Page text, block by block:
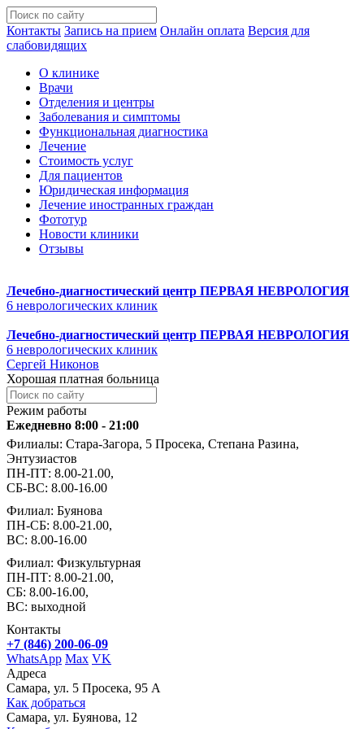
Контакты Запись на прием Онлайн оплата Версия для
слабовидящих
О клинике
Врачи
Отделения и центры
Заболевания и симптомы
Функциональная диагностика
Лечение
Стоимость услуг
Для пациентов
Юридическая информация
Лечение иностранных граждан
Фототур
Новости клиники
Отзывы
Лечебно-диагностический центр ПЕРВАЯ НЕВРОЛОГИЯ
6 неврологических клиник
Лечебно-диагностический центр ПЕРВАЯ НЕВРОЛОГИЯ
6 неврологических клиник
Сергей Никонов
Хорошая платная больница
Режим работы
Ежедневно 8:00 - 21:00
Филиалы: Стара-Загора, 5 Просека, Степана Разина,
Энтузиастов
ПН-ПТ: 8.00-21.00,
СБ-ВС: 8.00-16.00
Филиал: Буянова
ПН-СБ: 8.00-21.00,
ВС: 8.00-16.00
Филиал: Физкультурная
ПН-ПТ: 8.00-21.00,
СБ: 8.00-16.00,
ВС: выходной
Контакты
+7 (846) 200-06-09
WhatsApp Max VK
Адреса
Самара, ул. 5 Просека, 95 А
Как добраться
Самара, ул. Буянова, 12